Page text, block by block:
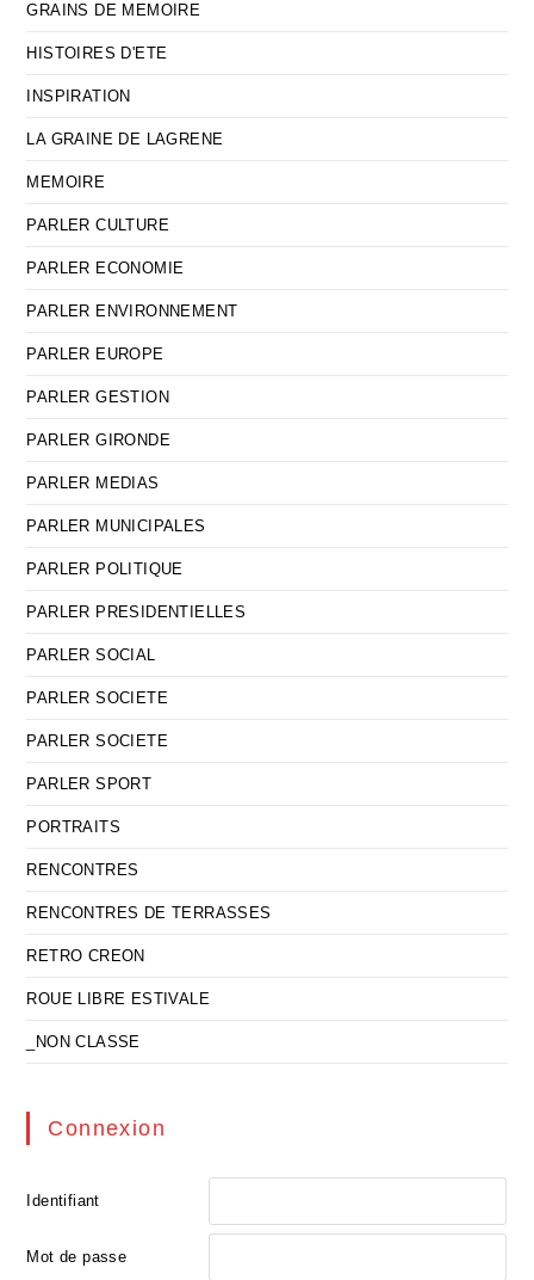
GRAINS DE MEMOIRE
HISTOIRES D'ETE
INSPIRATION
LA GRAINE DE LAGRENE
MEMOIRE
PARLER CULTURE
PARLER ECONOMIE
PARLER ENVIRONNEMENT
PARLER EUROPE
PARLER GESTION
PARLER GIRONDE
PARLER MEDIAS
PARLER MUNICIPALES
PARLER POLITIQUE
PARLER PRESIDENTIELLES
PARLER SOCIAL
PARLER SOCIETE
PARLER SOCIETE
PARLER SPORT
PORTRAITS
RENCONTRES
RENCONTRES DE TERRASSES
RETRO CREON
ROUE LIBRE ESTIVALE
_NON CLASSE
Connexion
Identifiant
Mot de passe